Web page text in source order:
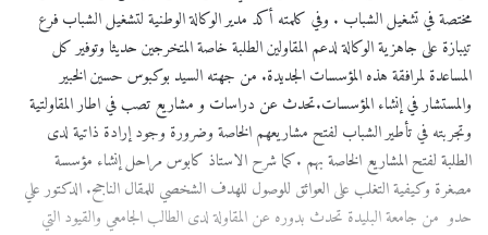
مختصة في تشغيل الشباب . وفي كلمته أكد مدير الوكالة الوطنية لتشغيل الشباب فرع
تيبازة على جاهزية الوكالة لدعم المقاولين الطلبة خاصة المتخرجين حديثا وتوفير كل
المساعدة لمرافقة هذه المؤسسات الجديدة. من جهته السيد بوكبوس حسين الخبير
والمستشار في إنشاء المؤسسات.تحدث عن دراسات و مشاريع تصب في اطار المقاولتية
وتجربته في تأطير الشباب لفتح مشاريعهم الخاصة وضرورة وجود إرادة ذاتية لدى
الطلبة لفتح المشاريع الخاصة بهم .كما شرح الاستاذ كابوس مراحل إنشاء مؤسسة
مصغرة وكيفية التغلب على العوائق للوصول للهدف الشخصي للمقال الناجح. الدكتور علي
حدو من جامعة البليدة تحدث بدوره عن المقاولة لدى الطالب الجامعي والقيود التي